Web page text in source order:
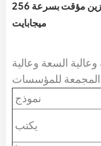
بسرعة 7200 لفة في الدقيقة وذاكرة تخزين مؤقت بسرعة 256
ميجابايت
السعة وعالية
نموذج
يكتب